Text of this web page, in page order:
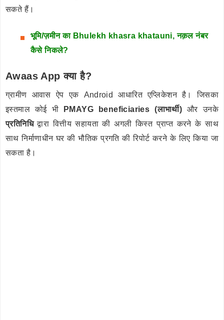
सकते हैं।
भूमि/ज़मीन का Bhulekh khasra khatauni, नक़ल नंबर
कैसे निकले?
Awaas App क्या है?
ग्रामीण आवास ऐप एक Android आधारित एप्लिकेशन है। जिसका
इस्तमाल कोई भी
PMAYG beneficiaries (लाभार्थी) और उनके
प्रतिनिधिद्वारा वित्तीय सहायता की अगली किस्त प्राप्त करने के साथ
साथ निर्माणाधीन घर की भौतिक प्रगति की रिपोर्ट करने के लिए किया जा
सकता है।